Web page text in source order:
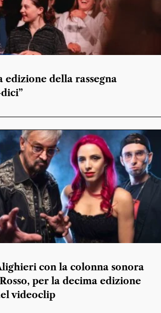
edizione della rassegna
con la colonna sonora
per la decima edizione
videoclip